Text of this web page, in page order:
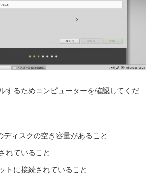
するためコンピューターを確認してくだ
ディスクの空き容量があること
れていること
トに接続されていること